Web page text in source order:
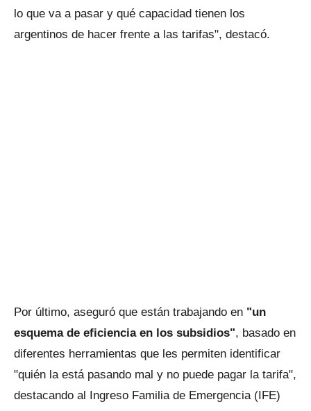
lo que va a pasar y qué capacidad tienen los
argentinos de hacer frente a las tarifas", destacó.
Por último, aseguró que están trabajando en "un
esquema de eficiencia en los subsidios", basado en
diferentes herramientas que les permiten identificar
"quién la está pasando mal y no puede pagar la tarifa",
destacando al Ingreso Familia de Emergencia (IFE)